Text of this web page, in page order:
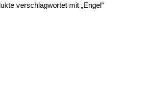
verschlagwortet mit „Engel“